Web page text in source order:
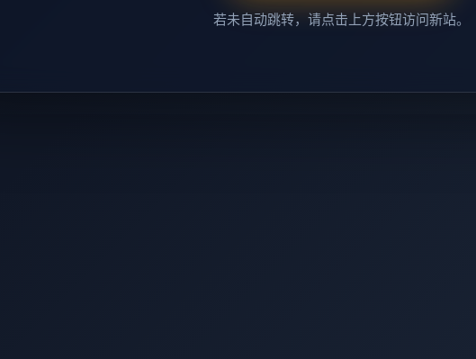
若未自动跳转，请点击上方按钮访问新站。